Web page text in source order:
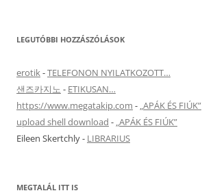
LEGUTÓBBI HOZZÁSZÓLÁSOK
erotik-TELEFONON NYILATKOZOTT…
샌즈카지노 - ETIKUSAN…
https://www.megatakip.com - „APÁK ÉS FIÚK”
upload shell download - „APÁK ÉS FIÚK”
Eileen Skertchly- LIBRARIUS
MEGTALÁL ITT IS